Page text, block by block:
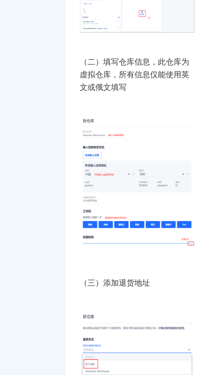
（二）填写仓库信息，此仓库为
虚拟仓库，所有信息仅能使用英
文或俄文填写
（三）添加退货地址